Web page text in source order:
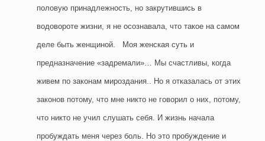
половую принадлежность, но закрутившись в
водовороте жизни, я не осознавала, что такое на самом
деле быть женщиной. Моя женская суть и
предназначение «задремали»… Мы счастливы, когда
живем по законам мироздания.. Но я отказалась от этих
законов потому, что мне никто не говорил о них, потому,
что никто не учил слушать себя. И жизнь начала
пробуждать меня через боль. Но это пробуждение и